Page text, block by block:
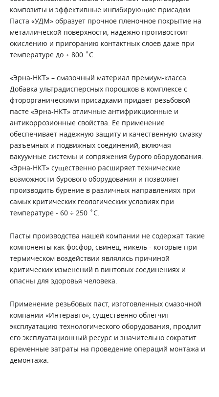
композиты и эффективные ингибирующие присадки.
Паста «УДМ» образует прочное пленочное покрытие на
металлической поверхности, надежно противостоит
окислению и пригоранию контактных слоев даже при
температуре до + 800 ˚С.
«Эрна-НКТ» – смазочный материал премиум-класса.
Добавка ультрадисперсных порошков в комплексе с
фторорганическими присадками придает резьбовой
пасте «Эрна-НКТ» отличные антифрикционные и
антикоррозионные свойства. Ее применение
обеспечивает надежную защиту и качественную смазку
разъемных и подвижных соединений, включая
вакуумные системы и сопряжения бурого оборудования.
«Эрна-НКТ» существенно расширяет технические
возможности бурового оборудования и позволяет
производить бурение в различных направлениях при
самых критических геологических условиях при
температуре - 60 ÷ 250 ˚С.
Пасты производства нашей компании не содержат такие
компоненты как фосфор, свинец, никель - которые при
термическом воздействии являлись причиной
критических изменений в винтовых соединениях и
опасны для здоровья человека.
Применение резьбовых паст, изготовленных смазочной
компании «Интеравто», существенно облегчит
эксплуатацию технологического оборудования, продлит
его эксплуатационный ресурс и значительно сократит
временные затраты на проведение операций монтажа и
демонтажа.